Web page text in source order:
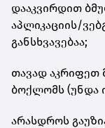
დააკვირდით
აპლიკაციის/
განსხვავებაა;
თავად აკრიფეთ
ბოქლომს (უნდა
არასდროს